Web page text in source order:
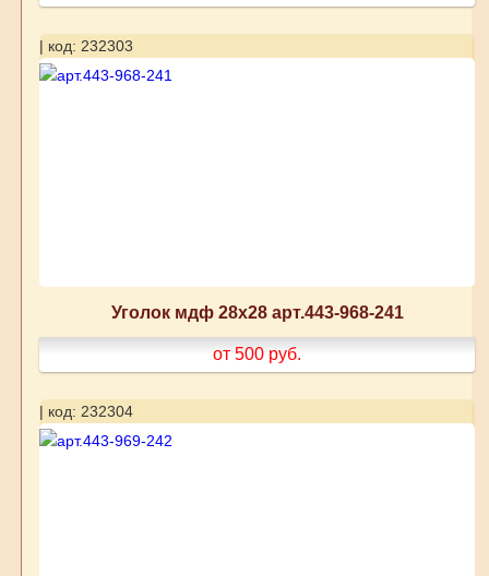
| код: 232303
Уголок мдф 28х28 арт.443-968-241
от 500 руб.
| код: 232304